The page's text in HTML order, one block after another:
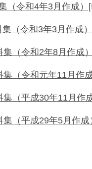
（令和4年3月作成）
（令和3年3月作成
（令和2年8月作成
（令和元年11月作
（平成30年11月作
（平成29年5月作